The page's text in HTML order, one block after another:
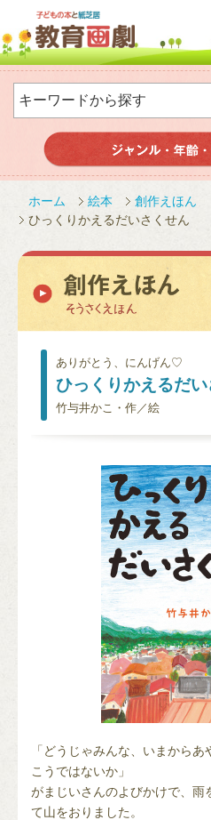
ホーム 絵本
創作えほん
ひっくりかえるだいさくせん
ありがとう、にんげん♡
ひっくりかえるだ
竹与井かこ・作／絵
「どうじゃみんな、いまから
こうではないか」
がまじいさんのよびかけで、雨
て山をおりました。